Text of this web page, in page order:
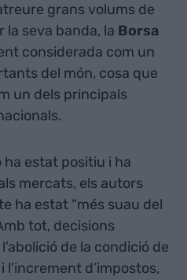
grans volums de
seva banda, la Borsa
considerada com un
del món, cosa que
un dels principals
estat positiu i ha
mercats, els autors
ha estat “més suau del
tot, decisions
de la condició de
l’increment d’impostos,